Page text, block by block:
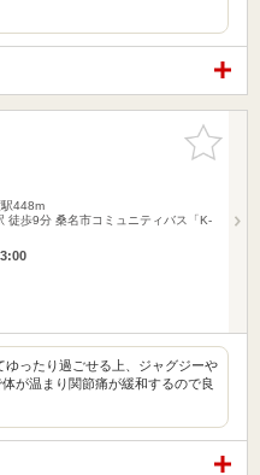
お気に入
りに追加
駅448m
徒歩9分 桑名市コミュニティバス「K-
ゆったり過ごせる上、ジャグジーや
が温まり関節痛が緩和するので良